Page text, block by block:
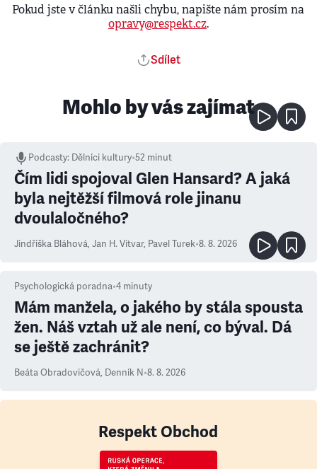
Pokud jste v článku našli chybu, napište nám prosím na
opravy@respekt.cz.
Sdílet
Mohlo by vás zajímat
Podcasty: Dělníci kultury•52 minut
Čím lidi spojoval Glen Hansard? A jaká
byla nejtěžší filmová role jinanu
dvoulaločného?
Jindřiška Bláhová, Jan H. Vitvar, Pavel Turek•8. 8. 2026
Psychologická poradna•4 minuty
Mám manžela, o jakého by stála spousta
žen. Náš vztah už ale není, co býval. Dá
se ještě zachránit?
Beáta Obradovičová, Denník N•8. 8. 2026
Respekt Obchod